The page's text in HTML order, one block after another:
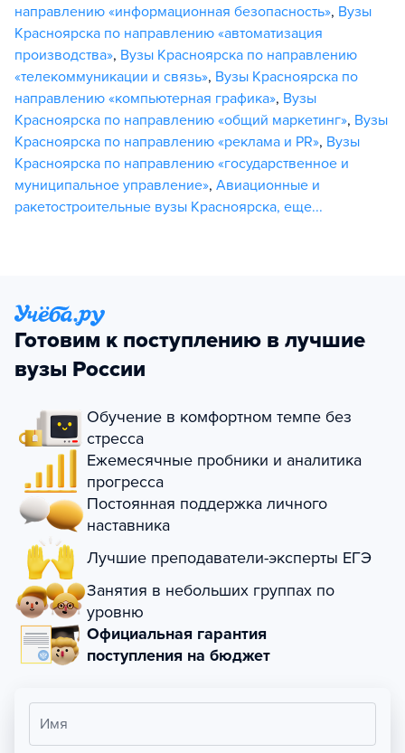
направлению «информационная безопасность», Вузы
Красноярска по направлению «автоматизация
производства», Вузы Красноярска по направлению
«телекоммуникации и связь», Вузы Красноярска по
направлению «компьютерная графика», Вузы
Красноярска по направлению «общий маркетинг», Вузы
Красноярска по направлению «реклама и PR», Вузы
Красноярска по направлению «государственное и
муниципальное управление», Авиационные и
ракетостроительные вузы Красноярска, еще...
Готовим к поступлению в лучшие
вузы России
Обучение в комфортном темпе без
стресса
Ежемесячные пробники и аналитика
прогресса
Постоянная поддержка личного
наставника
Лучшие преподаватели-эксперты ЕГЭ
Занятия в небольших группах по
уровню
Официальная гарантия
поступления на бюджет
Имя